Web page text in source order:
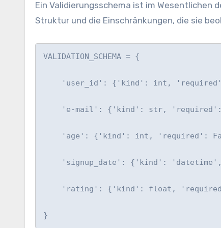
Ein Validierungsschema ist im Wesentlichen
Struktur und die Einschränkungen, die sie
VALIDATION_SCHEMA = {
'user_id': {'kind': int, 'required':
'e-mail': {'kind': str, 'required':
'age': {'kind': int, 'required':
'signup_date': {'kind': 'datetime',
'rating': {'kind': float, 'required':
}